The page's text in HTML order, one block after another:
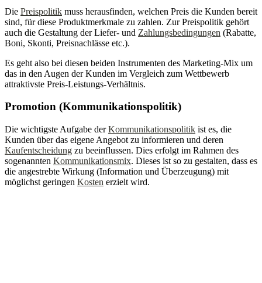
Die Preispolitik muss herausfinden, welchen Preis die Kunden bereit
sind, für diese Produktmerkmale zu zahlen. Zur Preispolitik gehört
auch die Gestaltung der Liefer- und Zahlungsbedingungen (Rabatte,
Boni, Skonti, Preisnachlässe etc.).
Es geht also bei diesen beiden Instrumenten des Marketing-Mix um
das in den Augen der Kunden im Vergleich zum Wettbewerb
attraktivste Preis-Leistungs-Verhältnis.
Promotion (Kommunikationspolitik)
Die wichtigste Aufgabe derKommunikationspolitik ist es, die
Kunden über das eigene Angebot zu informieren und deren
Kaufentscheidung zu beeinflussen. Dies erfolgt im Rahmen des
sogenannten Kommunikationsmix. Dieses ist so zu gestalten, dass es
die angestrebte Wirkung (Information und Überzeugung) mit
möglichst geringen Kosten erzielt wird.